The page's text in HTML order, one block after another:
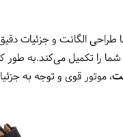
الگانت و جزئیات
، موتور قوی و توجه به